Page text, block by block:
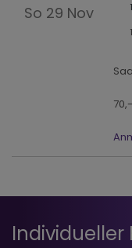
So 29 Nov
Individueller